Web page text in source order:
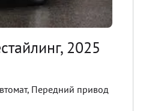
2025
, Передний привод